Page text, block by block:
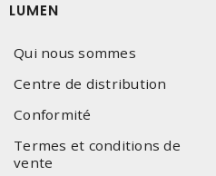
LUMEN
Qui nous sommes
Centre de distribution
Conformité
Termes et conditions de
vente